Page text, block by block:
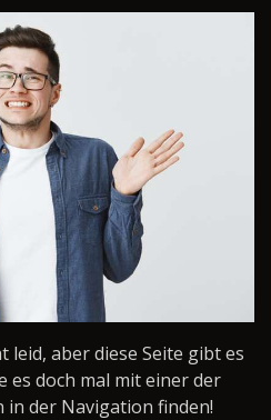
leid, aber diese Seite gibt es
es doch mal mit einer der
in der Navigation finden!